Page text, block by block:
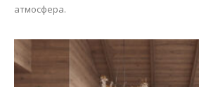
атмосфера.